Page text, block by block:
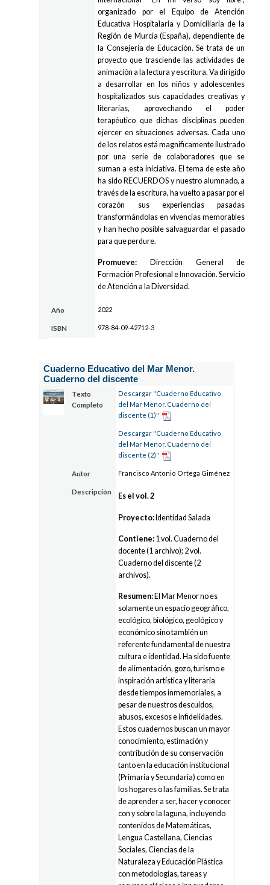
organizado por el Equipo de Atención
Educativa Hospitalaria y Domiciliaria de la
Región de Murcia (España), dependiente de
la Consejería de Educación. Se trata de un
proyecto que trasciende las actividades de
animación a la lectura y escritura. Va dirigido
a desarrollar en los niños y adolescentes
hospitalizados sus capacidades creativas y
literarias, aprovechando el poder
terapéutico que dichas disciplinas pueden
ejercer en situaciones adversas. Cada uno
de los relatos está magníficamente ilustrado
por una serie de colaboradores que se
suman a esta iniciativa. El tema de este año
ha sido RECUERDOS y nuestro alumnado, a
través de la escritura, ha vuelto a pasar por el
corazón sus experiencias pasadas
transformándolas en vivencias memorables
y han hecho posible salvaguardar el pasado
para que perdure.
Promueve: Dirección General de
Formación Profesional e Innovación. Servicio
de Atención a la Diversidad.
Año 2022
ISBN 978-84-09-42712-3
Cuaderno Educativo del Mar Menor.
Cuaderno del discente
Texto
Completo
Descargar "Cuaderno Educativo
del Mar Menor. Cuaderno del
discente (1)"
Descargar "Cuaderno Educativo
del Mar Menor. Cuaderno del
discente (2)"
Autor Francisco Antonio Ortega Giménez
Descripción
Es el vol. 2
Proyecto:Identidad Salada
Contiene: 1 vol. Cuaderno del
docente (1 archivo); 2 vol.
Cuaderno del discente (2
archivos).
Resumen:El Mar Menor no es
solamente un espacio geográfico,
ecológico, biológico, geológico y
económico sino también un
referente fundamental de nuestra
cultura e identidad. Ha sido fuente
de alimentación, gozo, turismo e
inspiración artística y literaria
desde tiempos inmemoriales, a
pesar de nuestros descuidos,
abusos, excesos e infidelidades.
Estos cuadernos buscan un mayor
conocimiento, estimación y
contribución de su conservación
tanto en la educación institucional
(Primaria y Secundaria) como en
los hogares o las familias. Se trata
de aprender a ser, hacer y conocer
con y sobre la laguna, incluyendo
contenidos de Matemáticas,
Lengua Castellana, Ciencias
Sociales, Ciencias de la
Naturaleza y Educación Plástica
con metodologías, tareas y